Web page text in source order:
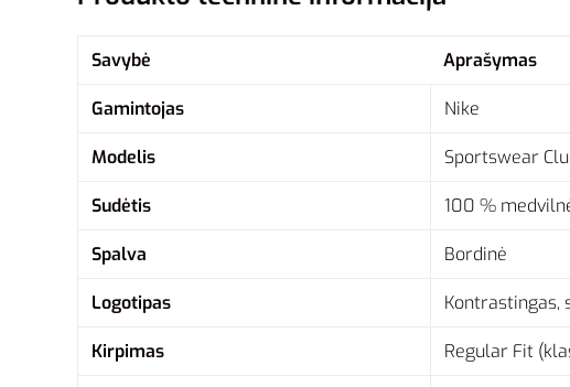
Savybė Aprašymas
Gamintojas Nike
Modelis Sportswear
Sudėtis 100 %
Spalva Bordinė
Logotipas Kontrastingas,
Kirpimas Regular Fit